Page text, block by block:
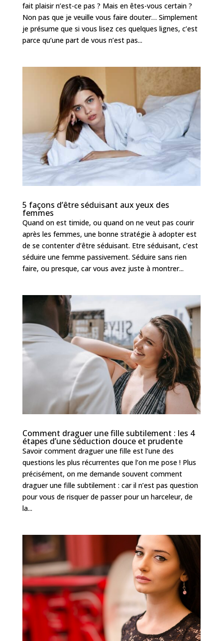
fait plaisir n’est-ce pas ? Mais en êtes-vous certain ?
Non pas que je veuille vous faire douter… Simplement
je présume que si vous lisez ces quelques lignes, c’est
parce qu’une part de vous n’est pas...
5 façons d’être séduisant aux yeux des
femmes
Quand on est timide, ou quand on ne veut pas courir
après les femmes, une bonne stratégie à adopter est
de se contenter d’être séduisant. Etre séduisant, c’est
séduire une femme passivement. Séduire sans rien
faire, ou presque, car vous avez juste à montrer...
Comment draguer une fille subtilement : les 4
étapes d’une séduction douce et prudente
Savoir comment draguer une fille est l’une des
questions les plus récurrentes que l’on me pose ! Plus
précisément, on me demande souvent comment
draguer une fille subtilement : car il n’est pas question
pour vous de risquer de passer pour un harceleur, de
la...